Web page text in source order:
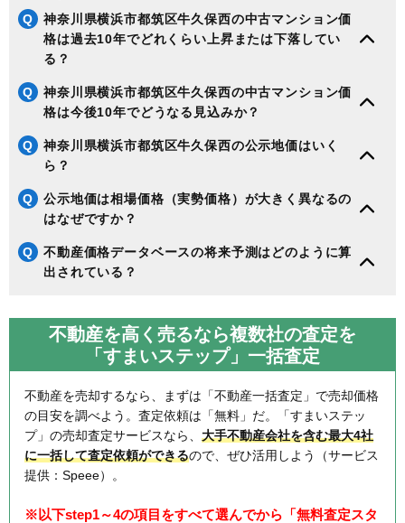
Q
神奈川県横浜市都筑区牛久保西の中古マンション価
格は過去10年でどれくらい上昇または下落してい
る？
Q
神奈川県横浜市都筑区牛久保西の中古マンション価
格は今後10年でどうなる見込みか？
Q
神奈川県横浜市都筑区牛久保西の公示地価はいく
ら？
Q
公示地価は相場価格（実勢価格）が大きく異なるの
はなぜですか？
Q
不動産価格データベースの将来予測はどのように算
出されている？
不動産を高く売るなら複数社の査定を
「すまいステップ」一括査定
不動産を売却するなら、まずは「不動産一括査定」で売却価格
の目安を調べよう。査定依頼は「無料」だ。「すまいステッ
プ」の売却査定サービスなら、 大手不動産会社を含む最大4社
に一括して査定依頼ができるので、ぜひ活用しよう（サービス
提供：Speee）。
※以下step1～4の項目をすべて選んでから「無料査定スタ